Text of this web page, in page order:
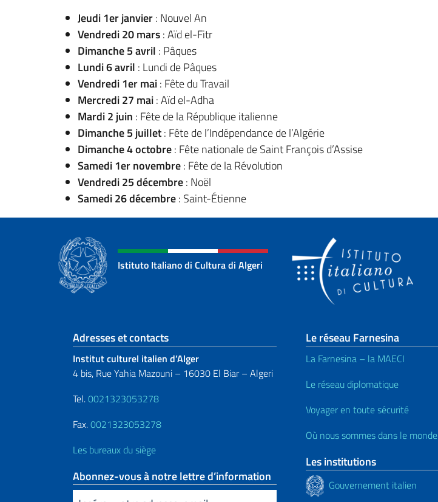
Jeudi 1er janvier: Nouvel An
Vendredi 20 mars: Aïd el-Fitr
Dimanche 5 avril : Pâques
Lundi 6 avril : Lundi de Pâques
Vendredi 1er mai: Fête du Travail
Mercredi 27 mai: Aïd el-Adha
Mardi 2 juin : Fête de la République italienne
Dimanche 5 juillet: Fête de l’Indépendance de l’Algérie
Dimanche 4 octobre: Fête nationale de Saint François d’Assise
Samedi 1er novembre: Fête de la Révolution
Vendredi 25 décembre: Noël
Samedi 26 décembre: Saint-Étienne
Istituto Italiano di Cultura di Algeri
Section de pied de page
Adresses et contacts
Institut culturel italien d’Alger
4 bis, Rue Yahia Mazouni – 16030 El Biar – Algeri
Tel.0021323053278
Fax.0021323053278
Les bureaux du siège
Abonnez-vous à notre lettre d’information
Le réseau Farnesina
La Farnesina – la MAECI
Le réseau diplomatique
Voyager en toute sécurité
Où nous sommes dans le monde
Les institutions
Gouvernement italien